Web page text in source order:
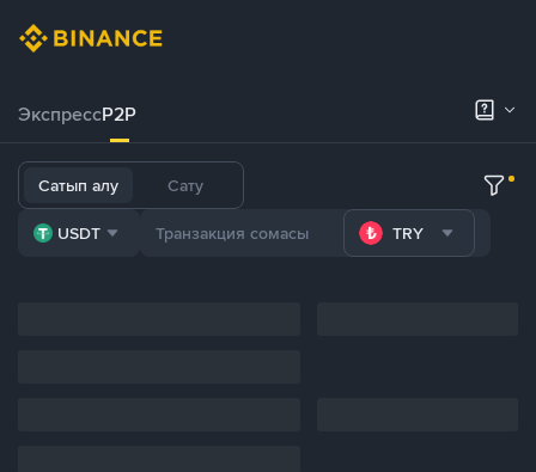
ЭкспрессP2P
Сатып алу Сату
USDT TRY